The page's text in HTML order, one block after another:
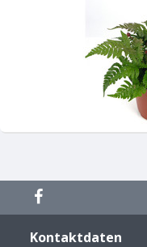
Kontaktdaten